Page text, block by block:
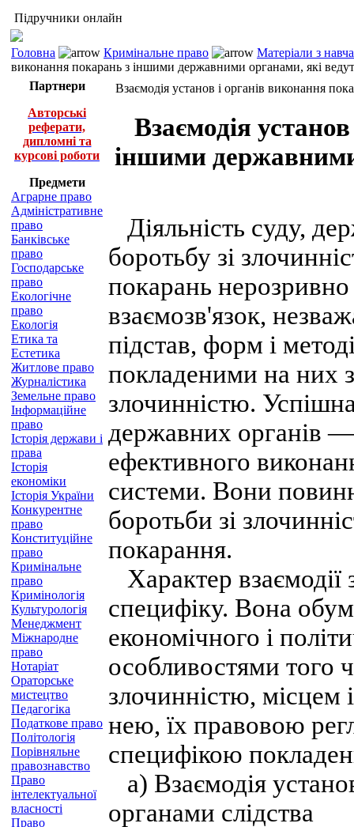
Підручники онлайн
Головна Кримінальне право
Матеріали з
виконання покарань з іншими державними органами, які
Партнери
Авторські
реферати,
дипломні та
курсові роботи
Предмети
Аграрне право
Адміністративне
право
Банківське
право
Господарське
право
Екологічне
право
Екологія
Етика та
Естетика
Житлове право
Журналістика
Земельне право
Інформаційне
право
Історія держави і
права
Історія
економіки
Історія України
Конкурентне
право
Конституційне
право
Кримінальне
право
Кримінологія
Культурологія
Менеджмент
Міжнародне
право
Нотаріат
Ораторське
мистецтво
Педагогіка
Податкове право
Політологія
Порівняльне
правознавство
Право
інтелектуальної
власності
Право
Взаємодія установ і органів виконання
Взаємодія
іншими державними
Діяльність суду,
боротьбу зі
покарань
взаємозв'язок,
підстав, форм і
покладеними на них
злочинністю.
державних органів
ефективного
системи. Вони
боротьби зі
покарання.
Характер
специфіку. Вона
економічного і
особливостями того
злочинністю, місцем
нею, їх правовою
специфікою
а) Взаємодія
органами слідства